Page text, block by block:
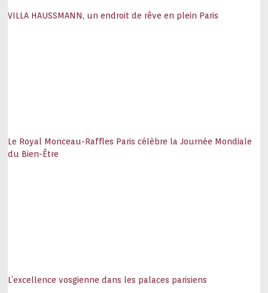
VILLA HAUSSMANN, un endroit de rêve en plein Paris
Le Royal Monceau-Raffles Paris célèbre la Journée Mondiale
du Bien-Être
L’excellence vosgienne dans les palaces parisiens